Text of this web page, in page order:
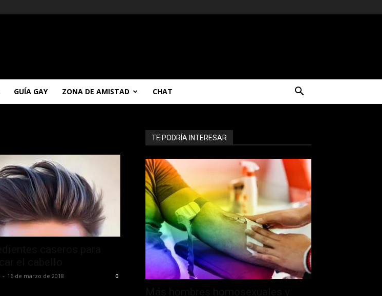
GUÍA GAY ZONA DE AMISTAD CHAT
- 16 de marzo de 2018 0
TE PODRÍA INTERESAR